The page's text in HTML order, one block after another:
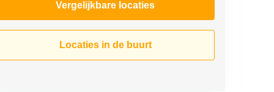
Vergelijkbare locaties
Locaties in de buurt